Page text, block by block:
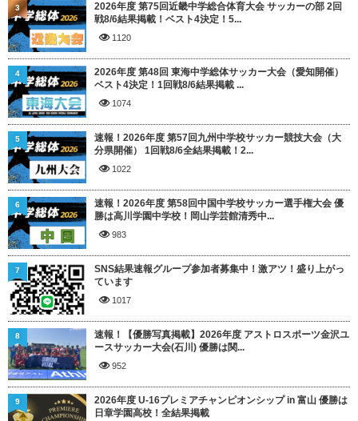
2026年度 第75回近畿中学総合体育大会 サッカーの部 2回
戦8/6結果掲載！ベスト4決定！5...
1120
3
2026年度 第48回 東海中学総体サッカー大会（愛知開催）
ベスト4決定！1回戦8/6結果掲載 ...
1074
4
速報！2026年度 第57回九州中学校サッカー競技大会（大
分県開催） 1回戦8/6全結果掲載！2...
1022
5
速報！2026年度 第58回中国中学校サッカー選手権大会 優
勝は高川学園中学校！岡山学芸館清秀中...
983
6
SNS結果速報グループ参加者募集中！激アツ！盛り上がっ
ています
1017
7
速報！【優勝写真掲載】2026年度 アストロスポーツ金沢ユ
ースサッカー大会(石川) 優勝は関...
952
8
2026年度 U-16プレミアチャンピオンシップ in 富山 優勝は
日章学園高校！全結果掲載
9